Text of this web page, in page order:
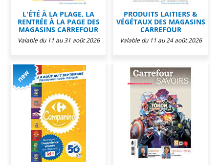
L'ÉTÉ À LA PLAGE, LA
RENTRÉE À LA PAGE DES
MAGASINS CARREFOUR
Valable du 11 au 31 août 2026
PRODUITS LAITIERS &
VÉGÉTAUX DES MAGASINS
CARREFOUR
Valable du 11 au 24 août 2026